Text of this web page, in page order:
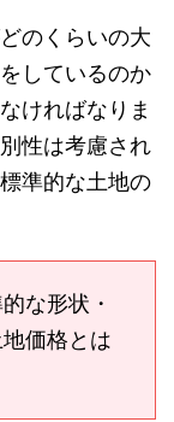
のくらいの大
しているのか
ければなりま
性は考慮され
準的な土地の
な形状・
価格とは